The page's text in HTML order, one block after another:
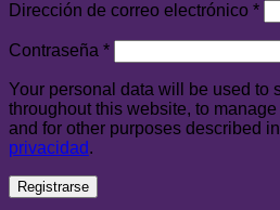
Dirección de correo electrónico *
Contraseña *
Your personal data will be used to
throughout this website, to
and for other purposes described
privacidad.
Registrarse